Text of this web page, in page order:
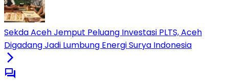
Sekda Aceh Jemput Peluang Investasi PLTS, Aceh
Digadang Jadi Lumbung Energi Surya Indonesia